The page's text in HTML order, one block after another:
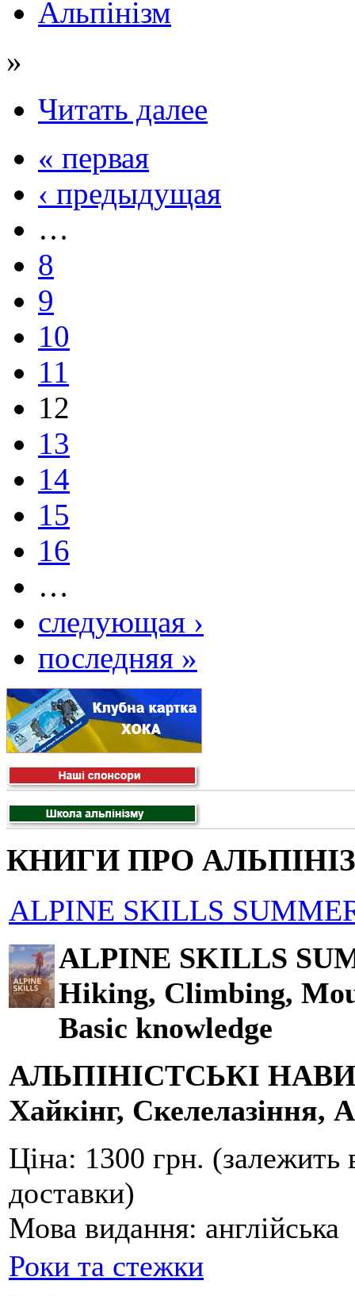
Альпінізм
»
Читать далее
« первая
‹ предыдущая
…
8
9
10
11
12
13
14
15
16
…
следующая ›
последняя »
КНИГИ ПРО
ALPINE SKILLS
ALPINE SKILLS
Hiking, Climbing,
Basic knowledge
АЛЬПІНІСТСЬКІ
Хайкінг, Скелелазіння,
Ціна: 1300 грн. (залежить
доставки)
Мова видання: англійська
Роки та стежки